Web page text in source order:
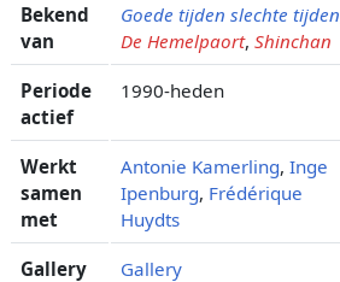
Bekend
van
Goede tijden slechte tijden
De Hemelpaort, Shinchan
Periode
actief
1990-heden
Werkt
samen
met
Antonie Kamerling, Inge
Ipenburg, Frédérique
Huydts
Gallery Gallery